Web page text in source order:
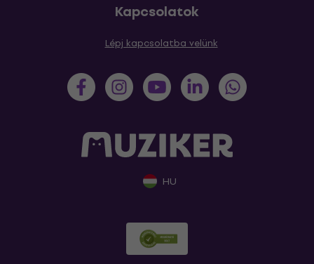
Kapcsolatok
Lépj kapcsolatba velünk
HU